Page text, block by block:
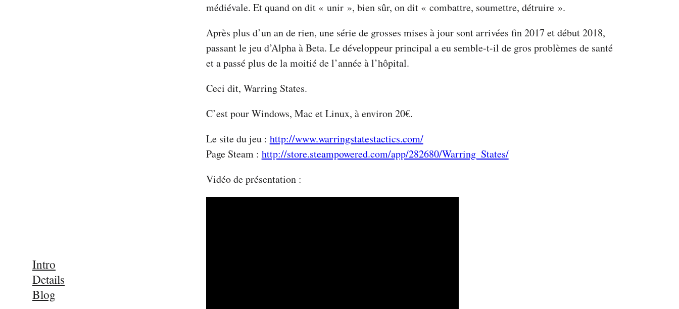
Intro
Details
Blog
médiévale. Et quand on dit « unir », bien sûr, on dit « combattre, soumettre, détruire ».
Après plus d’un an de rien, une série de grosses mises à jour sont arrivées fin 2017 et début 2018,
passant le jeu d’Alpha à Beta. Le développeur principal a eu semble-t-il de gros problèmes de santé
et a passé plus de la moitié de l’année à l’hôpital.
Ceci dit, Warring States.
C’est pour Windows, Mac et Linux, à environ 20€.
Le site du jeu : http://www.warringstatestactics.com/
Page Steam : http://store.steampowered.com/app/282680/Warring_States/
Vidéo de présentation :